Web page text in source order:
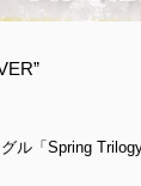
ル「Spring Trilogy